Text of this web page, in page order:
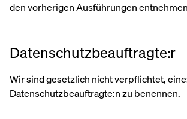
den vorherigen Ausführungen
Datenschutzbeauftragte:r
Wir sind gesetzlich nicht verpflichtet,
Datenschutzbeauftragte:n zu benennen.